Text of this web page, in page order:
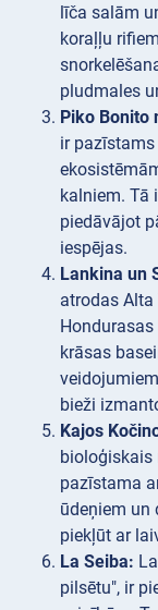
līča salām
koraļļu
pludmales
Piko Bonito
ir
kalniem. Tā
piedāvājot
iespējas.
Lankina un
atrodas Alta
krāsas
bieži
Kajos
bioloģiskais
pazīstama
ūdeņiem un
piekļūt ar
La Seiba:
pilsētu", ir